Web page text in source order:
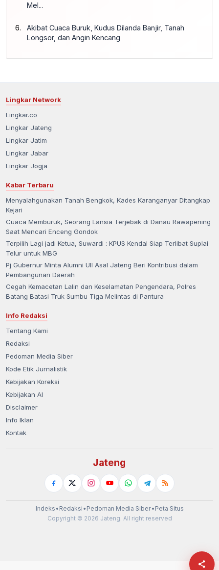
Mel...
Akibat Cuaca Buruk, Kudus Dilanda Banjir, Tanah
Longsor, dan Angin Kencang
Lingkar Network
Lingkar.co
Lingkar Jateng
Lingkar Jatim
Lingkar Jabar
Lingkar Jogja
Kabar Terbaru
Menyalahgunakan Tanah Bengkok, Kades Karanganyar Ditangkap
Kejari
Cuaca Memburuk, Seorang Lansia Terjebak di Danau Rawapening
Saat Mencari Enceng Gondok
Terpilih Lagi jadi Ketua, Suwardi : KPUS Kendal Siap Terlibat Suplai
Telur untuk MBG
Pj Gubernur Minta Alumni UII Asal Jateng Beri Kontribusi dalam
Pembangunan Daerah
Cegah Kemacetan Lalin dan Keselamatan Pengendara, Polres
Batang Batasi Truk Sumbu Tiga Melintas di Pantura
Info Redaksi
Tentang Kami
Redaksi
Pedoman Media Siber
Kode Etik Jurnalistik
Kebijakan Koreksi
Kebijakan AI
Disclaimer
Info Iklan
Kontak
Jateng
Indeks • Redaksi • Pedoman Media Siber• Peta Situs
Copyright © 2026 Jateng. All right reserved